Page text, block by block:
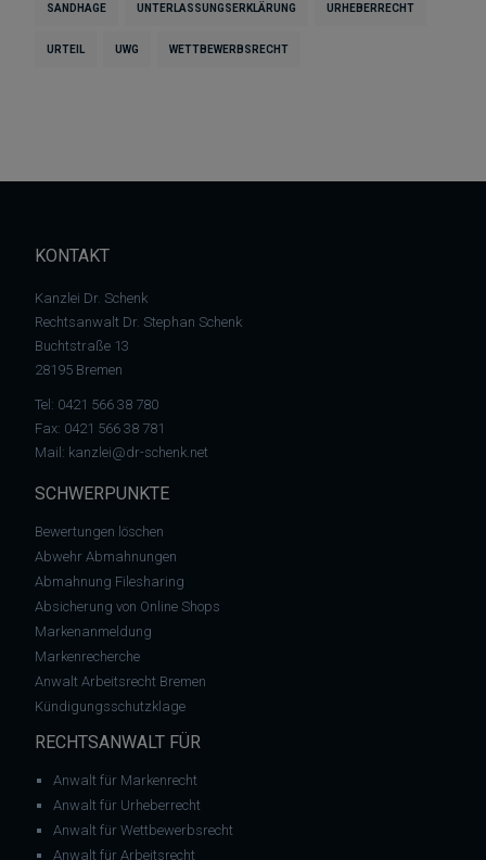
SANDHAGE UNTERLASSUNGSERKLÄRUNG URHEBERRECHT
URTEIL UWG WETTBEWERBSRECHT
KONTAKT
Kanzlei Dr. Schenk
Rechtsanwalt Dr. Stephan Schenk
Buchtstraße 13
28195 Bremen
Tel: 0421 566 38 780
Fax: 0421 566 38 781
Mail: kanzlei@dr-schenk.net
SCHWERPUNKTE
Bewertungen löschen
Abwehr Abmahnungen
Abmahnung Filesharing
Absicherung von Online Shops
Markenanmeldung
Markenrecherche
Anwalt Arbeitsrecht Bremen
Kündigungsschutzklage
RECHTSANWALT FÜR
Anwalt für Markenrecht
Anwalt für Urheberrecht
Anwalt für Wettbewerbsrecht
Anwalt für Arbeitsrecht